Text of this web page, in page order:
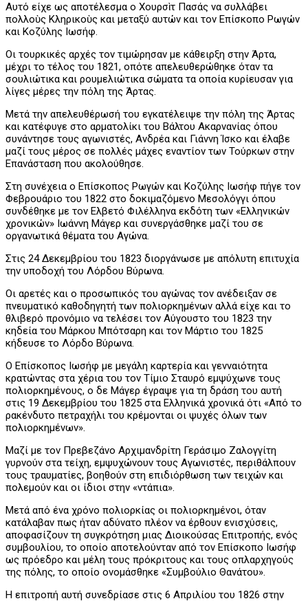
Αυτό είχε ως αποτέλεσμα ο Χουρσὶτ Πασάς να συλλάβει
πολλοὺς Κληρικοὺς και μεταξύ αυτών και τον Επίσκοπο Ρωγών
και Κοζύλης Ιωσήφ.
Οι τουρκικές αρχές τον τιμώρησαν με κάθειρξη στην Άρτα,
μέχρι το τέλος του 1821, οπότε απελευθερώθηκε όταν τα
σουλιώτικα και ρουμελιώτικα σώματα τα οποία κυρίευσαν για
λίγες μέρες την πόλη της Άρτας.
Μετά την απελευθέρωσή του εγκατέλειψε την πόλη της Άρτας
και κατέφυγε στο αρματολίκι του Βάλτου Ακαρνανίας όπου
συνάντησε τους αγωνιστές, Ανδρέα και Γιάννη Ίσκο και έλαβε
μαζί τους μέρος σε πολλές μάχες εναντίον των Τούρκων στην
Επανάσταση που ακολούθησε.
Στη συνέχεια ο Επίσκοπος Ρωγών και Κοζύλης Ιωσήφ πήγε τον
Φεβρουάριο του 1822 στο δοκιμαζόμενο Μεσολόγγι όπου
συνδέθηκε με τον Ελβετό Φιλέλληνα εκδότη των «Ελληνικών
χρονικών» Ιωάννη Μάγερ και συνεργάσθηκε μαζί του σε
οργανωτικά θέματα του Αγώνα.
Στις 24 Δεκεμβρίου του 1823 διοργάνωσε με απόλυτη επιτυχία
την υποδοχή του Λόρδου Βύρωνα.
Οι αρετές και ο προσωπικός του αγώνας τον ανέδειξαν σε
πνευματικό καθοδηγητή των πολιορκημένων αλλά είχε και το
θλιβερό προνόμιο να τελέσει τον Αύγουστο του 1823 την
κηδεία του Μάρκου Μπότσαρη και τον Μάρτιο του 1825
κήδευσε το Λόρδο Βύρωνα.
Ο Επίσκοπος Ιωσήφ με μεγάλη καρτερία και γενναιότητα
κρατώντας στα χέρια του τον Τίμιο Σταυρό εμψύχωνε τους
πολιορκημένους, ο δε Μάγερ έγραψε για τη δράση του αυτή
στις 19 Δεκεμβρίου του 1825 στα Ελληνικά χρονικά ότι «Από το
ρακένδυτο πετραχήλι του κρέμονται οι ψυχές όλων των
πολιορκημένων».
Μαζί με τον Πρεβεζάνο Αρχιμανδρίτη Γεράσιμο Ζαλογγίτη
γυρνούν στα τείχη, εμψυχώνουν τους Αγωνιστές, περιθάλπουν
τους τραυματίες, βοηθούν στη επιδιόρθωση των τειχών και
πολεμούν και οι ίδιοι στην «ντάπια».
Μετά από ένα χρόνο πολιορκίας οι πολιορκημένοι, όταν
κατάλαβαν πως ήταν αδύνατο πλέον να έρθουν ενισχύσεις,
αποφασίζουν τη συγκρότηση μιας Διοικούσας Επιτροπής, ενός
συμβουλίου, το οποίο αποτελούνταν από τον Επίσκοπο Ιωσήφ
ως πρόεδρο και μέλη τους πρόκριτους και τους οπλαρχηγούς
της πόλης, το οποίο ονομάσθηκε «Συμβούλιο Θανάτου».
Η επιτροπή αυτή συνεδρίασε στις 6 Απριλίου του 1826 στην